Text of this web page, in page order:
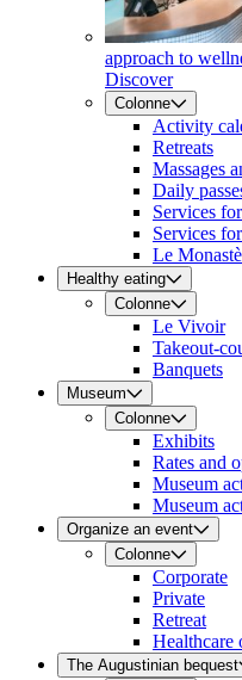
approach to
Discover
Colonne
Activity
Retreats
Massages
Daily
Services
Services
Le
Healthy eating
Colonne
Le Vivoir
Takeout-
Banquets
Museum
Colonne
Exhibits
Rates and
Museum
Museum
Organize an event
Colonne
Corporate
Private
Retreat
Healthcare
The Augustinian bequest